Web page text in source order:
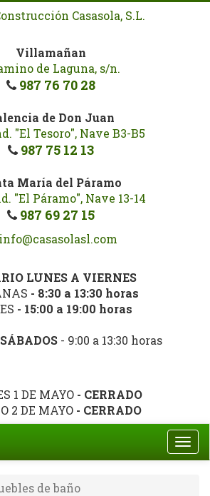
Villamañan
de Laguna, s/n.
987 76 70 28
de Don Juan
"El Tesoro", Nave B3-B5
987 75 12 13
María del Páramo
"El Páramo", Nave 13-14
987 69 27 15
LUNES A VIERNES
- 8:30 a 13:30 horas
- 15:00 a 19:00 horas
- 9:00 a 13:30 horas
1 DE MAYO - CERRADO
2 DE MAYO - CERRADO
de baño